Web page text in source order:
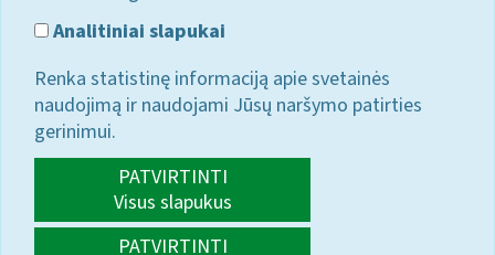
Analitiniai slapukai
Renka statistinę informaciją apie svetainės
naudojimą ir naudojami Jūsų naršymo patirties
gerinimui.
PATVIRTINTI
Visus slapukus
PATVIRTINTI